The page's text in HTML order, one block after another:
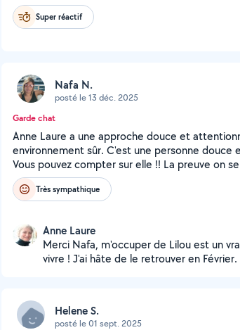
Super réactif
Nafa N.
posté le 13 déc. 2025
Garde chat
Anne Laure a une approche douce et
environnement sûr. C'est une personne douce
Vous pouvez compter sur elle !! La preuve on
Très sympathique
Anne Laure
Merci Nafa, m'occuper de Lilou est un
vivre ! J'ai hâte de le retrouver en
Helene S.
posté le 01 sept. 2025